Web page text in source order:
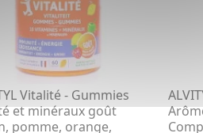
Vitalité - Gummies
et minéraux goût
pomme, orange,